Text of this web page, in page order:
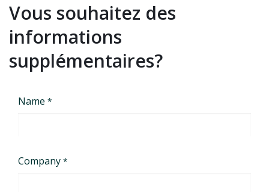
Vous souhaitez des
informations
supplémentaires?